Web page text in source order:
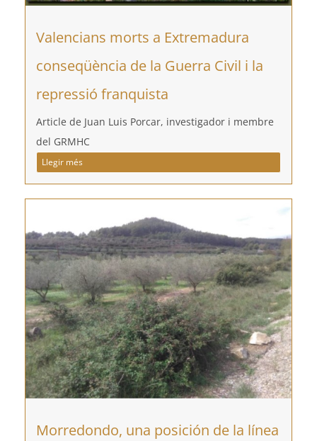
Valencians morts a Extremadura
conseqüència de la Guerra Civil i la
repressió franquista
Article de Juan Luis Porcar, investigador i membre
del GRMHC
Llegir més
Morredondo, una posición de la línea